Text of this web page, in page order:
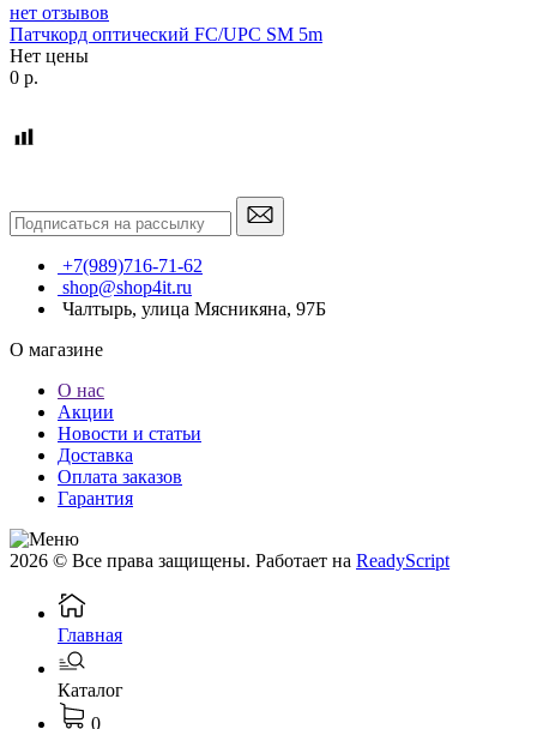
нет отзывов
Патчкорд оптический FC/UPC SM 5m
Нет цены
0 р.
+7(989)716-71-62
shop@shop4it.ru
Чалтырь, улица Мясникяна, 97Б
О магазине
О нас
Акции
Новости и статьи
Доставка
Оплата заказов
Гарантия
2026 © Все права защищены. Работает на ReadyScript
Главная
Каталог
0